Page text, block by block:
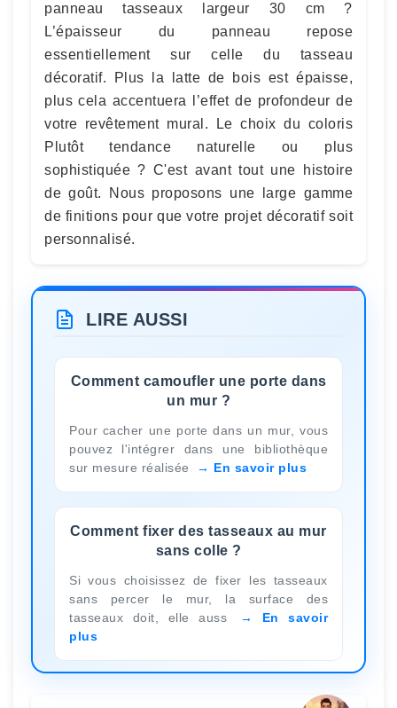
panneau tasseaux largeur 30 cm ?
L’épaisseur du panneau repose
essentiellement sur celle du tasseau
décoratif. Plus la latte de bois est épaisse,
plus cela accentuera l’effet de profondeur de
votre revêtement mural. Le choix du coloris
Plutôt tendance naturelle ou plus
sophistiquée ? C'est avant tout une histoire
de goût. Nous proposons une large gamme
de finitions pour que votre projet décoratif soit
personnalisé.
LIRE AUSSI
Comment camoufler une porte dans
un mur ?
Pour cacher une porte dans un mur, vous
pouvez l'intégrer dans une bibliothèque
sur mesure réalisée
En savoir plus
Comment fixer des tasseaux au mur
sans colle ?
Si vous choisissez de fixer les tasseaux
sans percer le mur, la surface des
tasseaux doit, elle auss
En savoir
plus